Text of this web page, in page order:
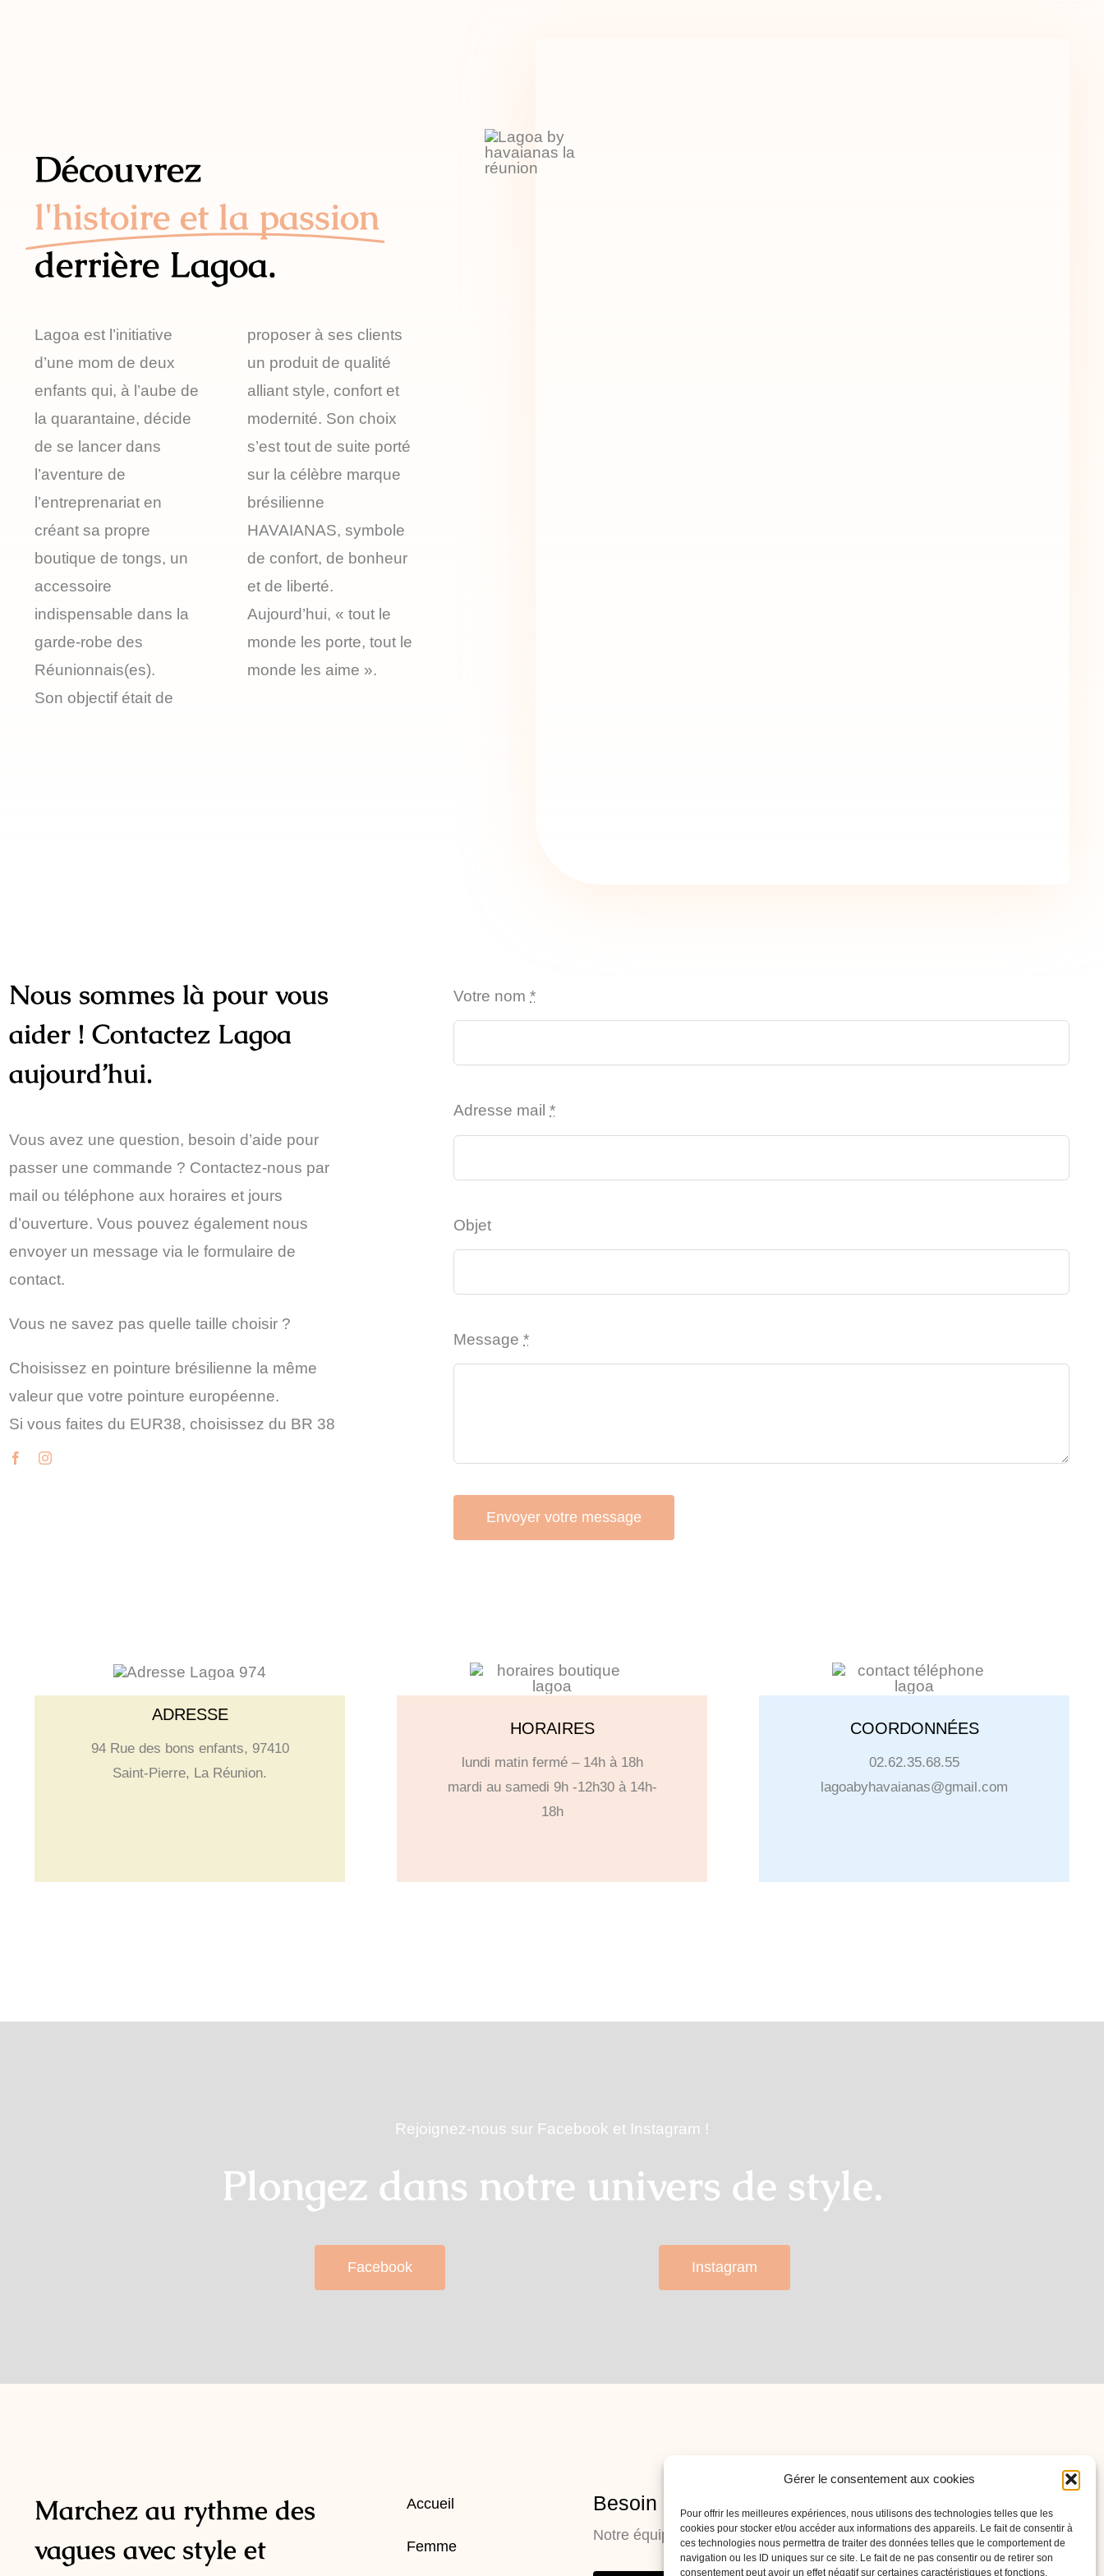
Gérer le consentement aux cookies
Pour offrir les meilleures expériences, nous utilisons des technologies telles que les
cookies pour stocker et/ou accéder aux informations des appareils. Le fait de consentir à
ces technologies nous permettra de traiter des données telles que le comportement de
navigation ou les ID uniques sur ce site. Le fait de ne pas consentir ou de retirer son
consentement peut avoir un effet négatif sur certaines caractéristiques et fonctions.
Découvrez
l'histoire et la passion
derrière Lagoa.
Lagoa est l’initiative
d’une mom de deux
enfants qui, à l’aube de
la quarantaine, décide
de se lancer dans
l’aventure de
l’entreprenariat en
créant sa propre
boutique de tongs, un
accessoire
indispensable dans la
garde-robe des
Réunionnais(es).
Son objectif était de
proposer à ses clients
un produit de qualité
alliant style, confort et
modernité. Son choix
s’est tout de suite porté
sur la célèbre marque
brésilienne
HAVAIANAS, symbole
de confort, de bonheur
et de liberté.
Aujourd’hui, « tout le
monde les porte, tout le
monde les aime ».
Nous sommes là pour vous
aider ! Contactez Lagoa
aujourd’hui.
Vous avez une question, besoin d’aide pour
passer une commande ? Contactez-nous par
mail ou téléphone aux horaires et jours
d’ouverture. Vous pouvez également nous
envoyer un message via le formulaire de
contact.
Vous ne savez pas quelle taille choisir ?
Choisissez en pointure brésilienne la même
valeur que votre pointure européenne.
Si vous faites du EUR38, choisissez du BR 38
Votre nom*
Adresse mail*
Objet
Message*
Envoyer votre message
ADRESSE
94 Rue des bons enfants, 97410
Saint-Pierre, La Réunion.
HORAIRES
lundi matin fermé – 14h à 18h
mardi au samedi 9h -12h30 à 14h-
18h
COORDONNÉES
02.62.35.68.55
lagoabyhavaianas@gmail.com
Rejoignez-nous sur Facebook et Instagram !
Plongez dans notre univers de style.
Facebook Instagram
Marchez au rythme des
vagues avec style et
Accueil
Femme
Besoin d’aide ? Contactez-nous !
Notre équipe est là pour vous répondre.